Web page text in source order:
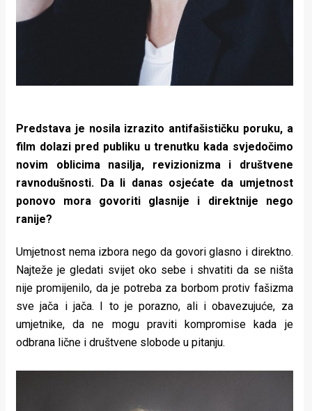
Predstava je nosila izrazito antifašističku poruku, a
film dolazi pred publiku u trenutku kada svjedočimo
novim oblicima nasilja, revizionizma i društvene
ravnodušnosti. Da li danas osjećate da umjetnost
ponovo mora govoriti glasnije i direktnije nego
ranije?
Umjetnost nema izbora nego da govori glasno i direktno.
Najteže je gledati svijet oko sebe i shvatiti da se ništa
nije promijenilo, da je potreba za borbom protiv fašizma
sve jača i jača. I to je porazno, ali i obavezujuće, za
umjetnike, da ne mogu praviti kompromise kada je
odbrana lične i društvene slobode u pitanju.